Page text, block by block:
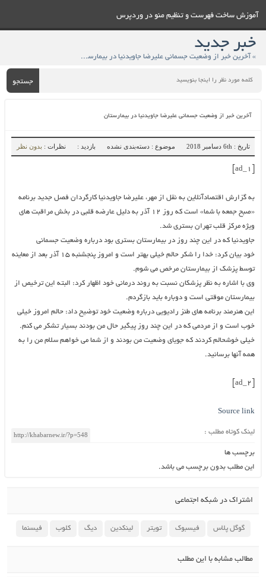
آموزش ساخت فهرست و تنظيم منو در وردپرس
خبر جدید
» آخرین خبر از وضعیت جسمانی علیرضا جاویدنیا در بیمارستان
جستجو
آخرین خبر از وضعیت جسمانی علیرضا جاویدنیا در بیمارستان
تاریخ : 6th دسامبر 2018 موضوع : دسته‌بندی نشده بازدید : نظرات : بدون نظر
به گزارش اقتصادآنلاین به نقل از مهر، علیرضا جاویدنیا کارگردان فصل جدید برنامه
«صبح جمعه با شما» است که روز ۱۲ آذر به دلیل عارضه قلبی در بخش مراقبت های
ویژه مرکز قلب تهران بستری شد.
جاویدنیا که در این چند روز در بیمارستان بستری بود درباره وضعیت جسمانی
خود بیان کرد: خدا را شکر حالم خیلی بهتر است و امروز پنجشنبه ۱۵ آذر بعد از معاینه
توسط پزشک از بیمارستان مرخص می شوم.
وی با اشاره به نظر پزشکان نسبت به روند درمانی خود اظهار کرد: البته این ترخیص از
بیمارستان موقتی است و دوباره باید بازگردم.
این هنرمند برنامه های طنز رادیویی درباره وضعیت خود توضیح داد: حالم امروز خیلی
خوب است و از مردمی که در این چند روز پیگیر حال من بودند بسیار تشکر می کنم.
خیلی خوشحالم کردند که جویای وضعیت من بودند و از شما می خواهم سلام من را به
همه آنها برسانید.
Source link
لینک کوتاه مطلب :
برچسب ها
این مطلب بدون برچسب می باشد.
اشتراک در شبکه اجتماعی
گوگل پلاس فیسبوک تویتر لینکدین دیگ کلوب فیسنما
مطالب مشابه با این مطلب